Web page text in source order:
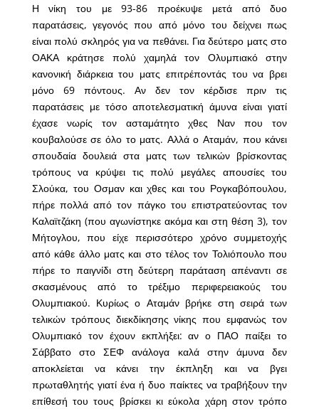
Η νίκη του με 93-86 προέκυψε μετά από δυο
παρατάσεις, γεγονός που από μόνο του δείχνει πως
είναι πολύ σκληρός για να πεθάνει. Για δεύτερο ματς στο
ΟΑΚΑ κράτησε πολύ χαμηλά τον Ολυμπιακό στην
κανονική διάρκεια του ματς επιτρέποντάς του να βρει
μόνο 69 πόντους. Αν δεν τον κέρδισε πριν τις
παρατάσεις με τόσο αποτελεσματική άμυνα είναι γιατί
έχασε νωρίς τον ασταμάτητο χθες Ναν που τον
κουβαλούσε σε όλο το ματς. Αλλά ο Αταμάν, που κάνει
σπουδαία δουλειά στα ματς των τελικών βρίσκοντας
τρόπους να κρύψει τις πολύ μεγάλες απουσίες του
Σλούκα, του Οσμαν και χθες και του Ρογκαβόπουλου,
πήρε πολλά από τον πάγκο του επιστρατεύοντας τον
Καλαϊτζάκη (που αγωνίστηκε ακόμα και στη θέση 3), τον
Μήτογλου, που είχε περισσότερο χρόνο συμμετοχής
από κάθε άλλο ματς και στο τέλος τον Τολιόπουλο που
πήρε το παιγνίδι στη δεύτερη παράταση απέναντι σε
σκασμένους από το τρέξιμο περιφερειακούς του
Ολυμπιακού. Κυρίως ο Αταμάν βρήκε στη σειρά των
τελικών τρόπους διεκδίκησης νίκης που εμφανώς τον
Ολυμπιακό τον έχουν εκπλήξει: αν ο ΠΑΟ παίξει το
Σάββατο στο ΣΕΦ ανάλογα καλά στην άμυνα δεν
αποκλείεται να κάνει την έκπληξη και να βγει
πρωταθλητής γιατί ένα ή δυο παίκτες να τραβήξουν την
επίθεσή του τους βρίσκει κι εύκολα χάρη στον τρόπο